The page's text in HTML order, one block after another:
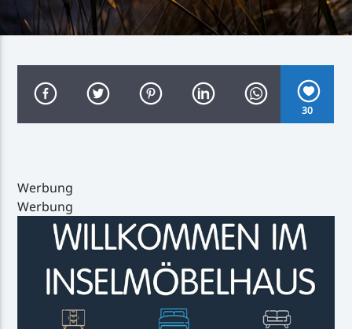
Just for You
Lionel Richie
Inselradio Föhr
Handystream
30
Werbung
Werbung